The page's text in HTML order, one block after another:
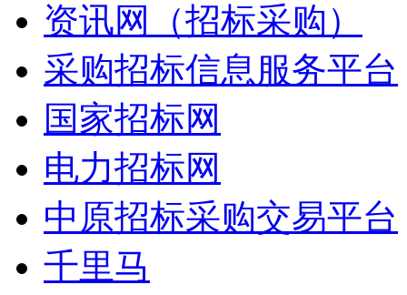
资讯网（招标采购）
采购招标信息服务平台
国家招标网
电力招标网
中原招标采购交易平台
千里马